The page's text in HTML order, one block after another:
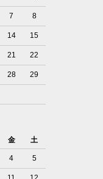
7 8
14 15
21 22
28 29
金 土
4 5